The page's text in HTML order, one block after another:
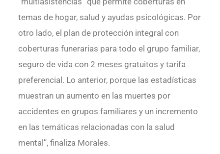
temas de hogar, salud y ayudas psicológicas. Por
otro lado, el plan de protección integral con
coberturas funerarias para todo el grupo familiar,
seguro de vida con 2 meses gratuitos y tarifa
preferencial. Lo anterior, porque las estadísticas
muestran un aumento en las muertes por
accidentes en grupos familiares y un incremento
en las temáticas relacionadas con la salud
mental”, finaliza Morales.